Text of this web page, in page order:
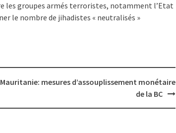
les groupes armés terroristes, notamment l’Etat
le nombre de jihadistes « neutralisés »
Mauritanie: mesures d’assouplissement monétaire
de la BC